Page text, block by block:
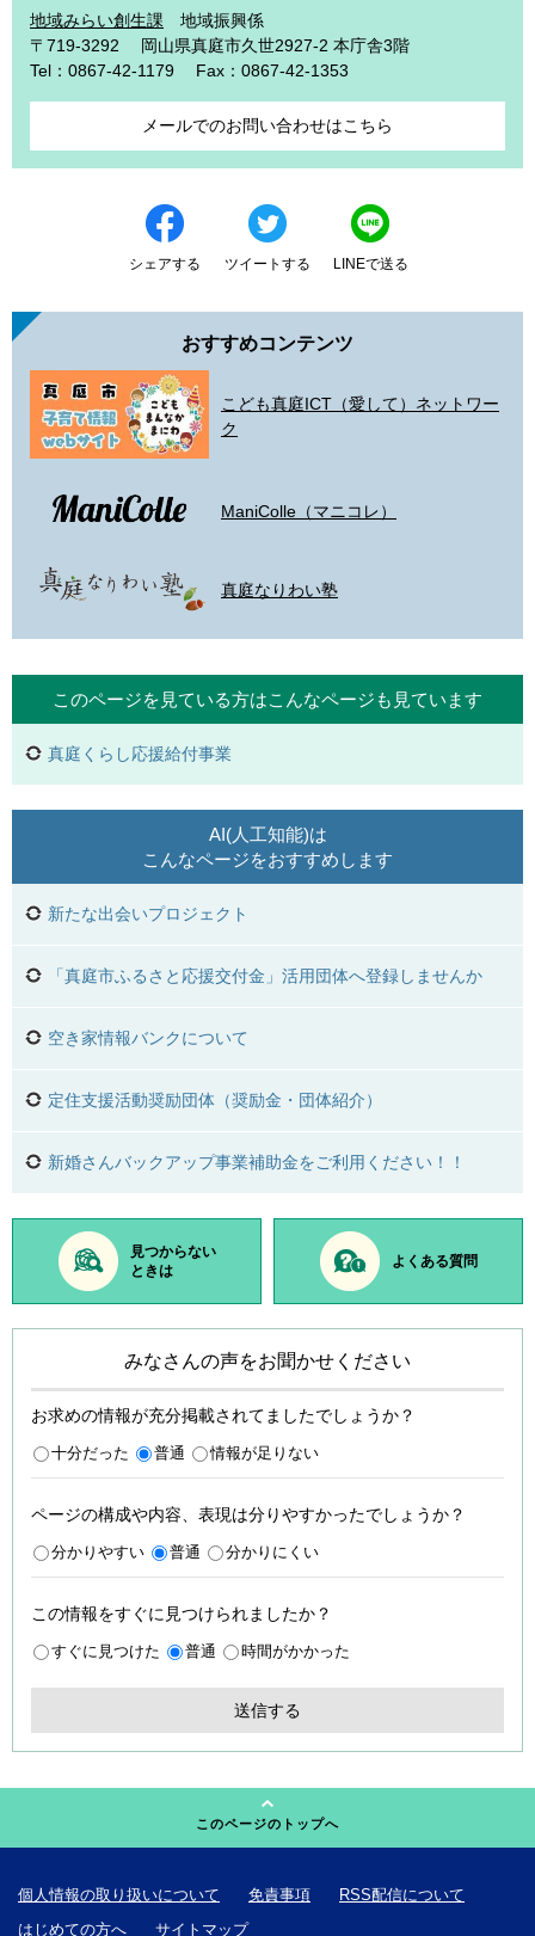
地域みらい創生課
地域振興係
〒719-3292
岡山県真庭市久世2927-2 本庁舎3階
Tel：0867-42-1179
Fax：0867-42-1353
メールでのお問い合わせはこちら
シェアする ツイートする LINEで送る
おすすめコンテンツ
こども真庭ICT（愛して）ネットワー
ク
ManiColle（マニコレ）
真庭なりわい塾
このページを見ている方はこんなページも見ています
真庭くらし応援給付事業
AI(人工知能)は
こんなページをおすすめします
新たな出会いプロジェクト
「真庭市ふるさと応援交付金」活用団体へ登録しませんか
空き家情報バンクについて
定住支援活動奨励団体（奨励金・団体紹介）
新婚さんバックアップ事業補助金をご利用ください！！
見つからない
ときは
よくある質問
みなさんの声をお聞かせください
お求めの情報が充分掲載されてましたでしょうか？
十分だった 普通 情報が足りない
ページの構成や内容、表現は分りやすかったでしょうか？
分かりやすい 普通 分かりにくい
この情報をすぐに見つけられましたか？
すぐに見つけた 普通 時間がかかった
このページのトップへ
個人情報の取り扱いについて 免責事項
RSS配信について
はじめての方へ
サイトマップ